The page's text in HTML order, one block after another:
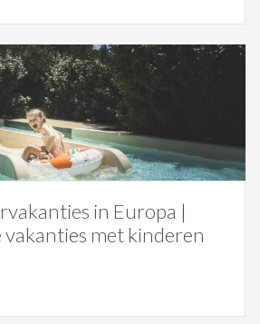
in Europa |
vakanties met kinderen